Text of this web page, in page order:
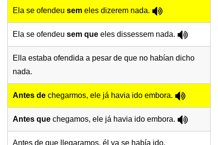
Ela se ofendeu sem eles dizerem nada.
Ela se ofendeu sem que eles dissessem nada.
Ella estaba ofendida a pesar de que no habían dicho
nada.
Antes de chegarmos, ele já havia ido embora.
Antes que chegamos, ele já havia ido embora.
Antes de que llegaramos, él ya se había ido.